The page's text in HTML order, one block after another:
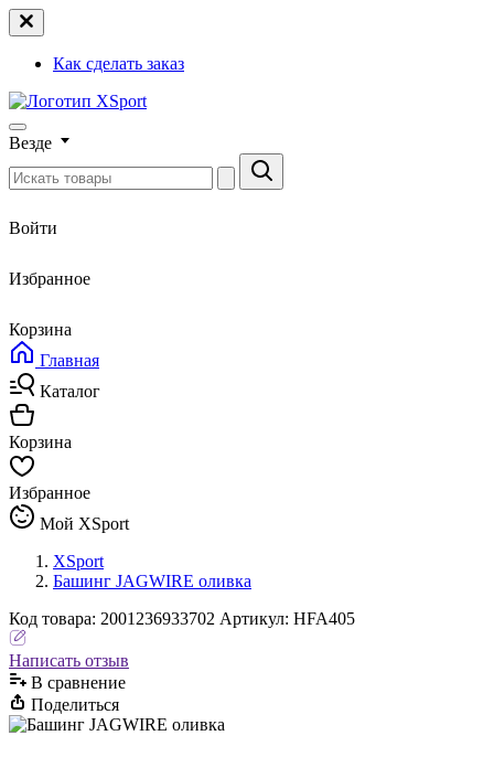
Как сделать заказ
Везде
Войти
Избранное
Корзина
Главная
Каталог
Корзина
Избранное
Мой XSport
XSport
Башинг JAGWIRE оливка
Код товара: 2001236933702 Артикул: HFA405
Написать отзыв
В сравнениe
Поделиться